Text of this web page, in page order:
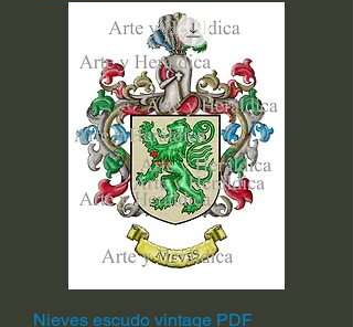
Nieves escudo vintage PDF